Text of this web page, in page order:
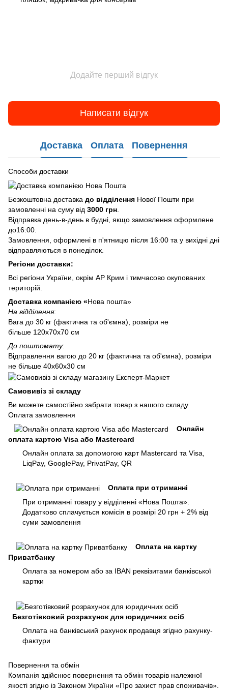
Додайте перший відгук
Написати відгук
Доставка Оплата Повернення
Способи доставки
Безкоштовна доставка до відділення Нової Пошти при
замовленні на суму від 3000 грн.
Відправка день-в-день в будні, якщо замовлення оформлене
до16:00.
Замовлення, оформлені в п'ятницю після 16:00 та у вихідні дні
відправляються в понеділок.
Регіони доставки:
Всі регіони України, окрім АР Крим і тимчасово окупованих
територій.
Доставка компанією «Нова пошта»
На відділення:
Вага до 30 кг (фактична та об'ємна), розміри не
більше 120х70х70 см
До поштомату:
Відправлення вагою до 20 кг (фактична та об'ємна), розміри
не більше 40х60х30 см
Самовивіз зі складу
Ви можете самостійно забрати товар з нашого складу
Оплата замовлення
Онлайн
оплата картою Visa або Mastercard
Онлайн оплата за допомогою карт Mastercard та Visa,
LiqPay, GooglePay, PrivatPay, QR
Оплата при отриманні
При отриманні товару у відділенні «Нова Пошта».
Додатково сплачується комісія в розмірі 20 грн + 2% від
суми замовлення
Оплата на картку
Приватбанку
Оплата за номером або за IBAN реквізитами банківської
картки
Безготівковий розрахунок для юридичних осіб
Оплата на банківський рахунок продавця згідно рахунку-
фактури
Повернення та обмін
Компанія здійснює повернення та обмін товарів належної
якості згідно із Законом України «Про захист прав споживачів».